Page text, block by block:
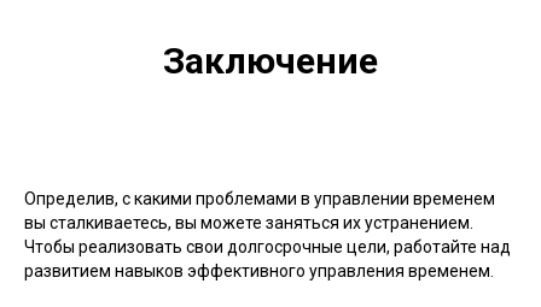
Заключение
Определив, с какими проблемами в управлении временем
вы сталкиваетесь, вы можете заняться их устранением.
Чтобы реализовать свои долгосрочные цели, работайте над
развитием навыков эффективного управления временем.